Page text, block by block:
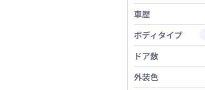
車歴
ボディタイプ
ドア数
外装色